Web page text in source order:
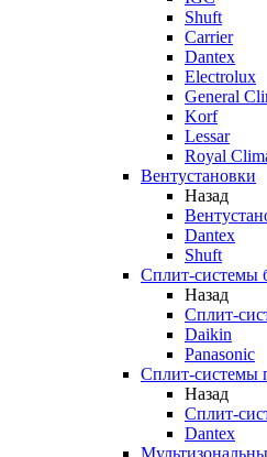
Shuft
Carrier
Dantex
Electrolux
General
Korf
Lessar
Royal
Вентустановки
Назад
Dantex
Shuft
Сплит-системы
Назад
Сплит-
Daikin
Panasonic
Сплит-
Назад
Сплит-
Dantex